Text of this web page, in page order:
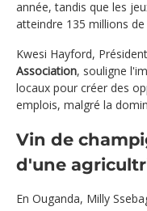
année, tandis que les
atteindre 135 millions de
Kwesi Hayford,
Association, souligne
locaux pour créer des
emplois, malgré la
Vin de
d'une
En Ouganda, Milly